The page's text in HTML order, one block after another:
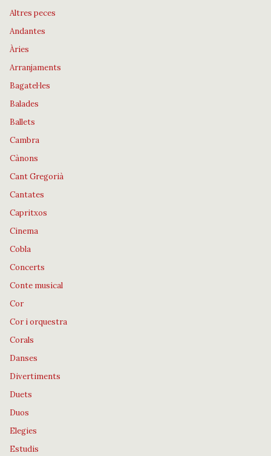
Altres peces
Andantes
Àries
Arranjaments
Bagatel·les
Balades
Ballets
Cambra
Cànons
Cant Gregorià
Cantates
Capritxos
Cinema
Cobla
Concerts
Conte musical
Cor
Cor i orquestra
Corals
Danses
Divertiments
Duets
Duos
Elegies
Estudis